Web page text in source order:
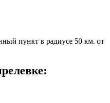
пункт в радиусе 50 км. от